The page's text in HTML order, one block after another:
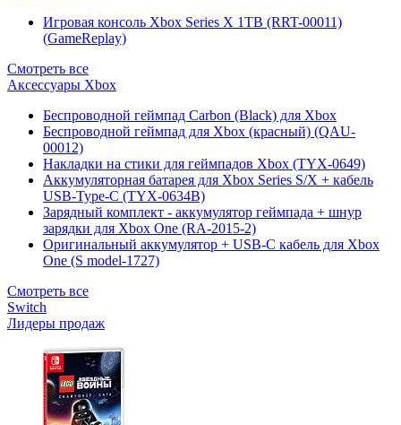
Игровая консоль Xbox Series X 1TB (RRT-00011)
(GameReplay)
Смотреть все
Аксессуары Xbox
Беспроводной геймпад Carbon (Black) для Xbox
Беспроводной геймпад для Xbox (красный) (QAU-
00012)
Накладки на стики для геймпадов Xbox (TYX-0649)
Аккумуляторная батарея для Xbox Series S/X + кабель
USB-Type-C (TYX-0634B)
Зарядный комплект - аккумулятор геймпада + шнур
зарядки для Xbox One (RA-2015-2)
Оригинальный аккумулятор + USB-C кабель для Xbox
One (S model-1727)
Смотреть все
Switch
Лидеры продаж